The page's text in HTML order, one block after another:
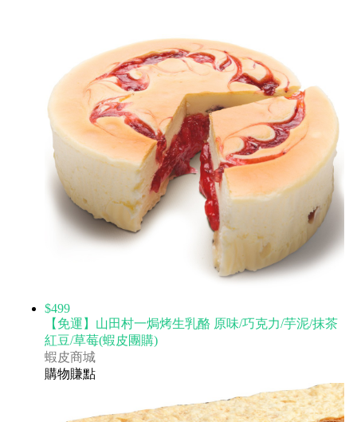
$499
【免運】山田村一焗烤生乳酪 原味/巧克力/芋泥/抹茶
紅豆/草莓(蝦皮團購)
蝦皮商城
購物賺點